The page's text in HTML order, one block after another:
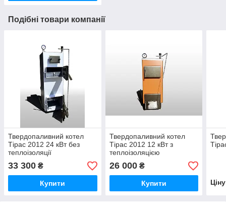
Подібні товари компанії
Твердопаливний котел
Тірас 2012 24 кВт без
теплоізоляції
33 300 ₴
Купити
Твердопаливний котел
Тірас 2012 12 кВт з
теплоізоляцією
26 000₴
Купити